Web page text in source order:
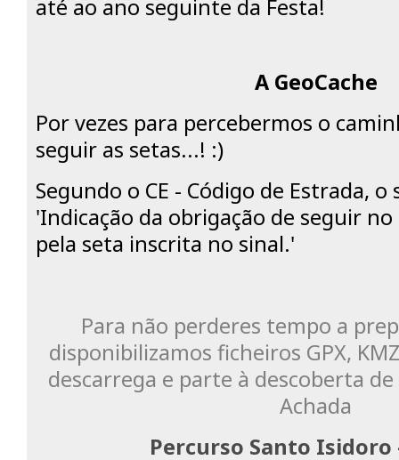
até ao ano seguinte da Festa!
A GeoCache
Por vezes para percebermos o
seguir as setas...! :)
Segundo o CE - Código de Estrada, o
'Indicação da obrigação de seguir
pela seta inscrita no sinal.'
Para não perderes tempo a
disponibilizamos ficheiros GPX,
descarrega e parte à descoberta
Achada
Percurso Santo Isidoro